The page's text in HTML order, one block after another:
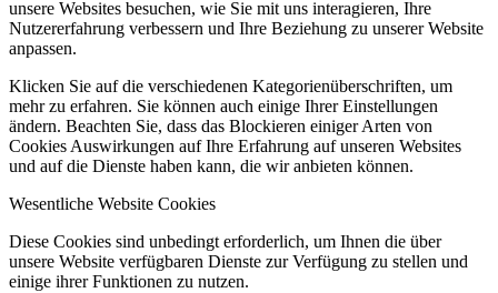
unsere Websites besuchen, wie Sie mit uns interagieren, Ihre
Nutzererfahrung verbessern und Ihre Beziehung zu unserer Website
anpassen.
Klicken Sie auf die verschiedenen Kategorienüberschriften, um
mehr zu erfahren. Sie können auch einige Ihrer Einstellungen
ändern. Beachten Sie, dass das Blockieren einiger Arten von
Cookies Auswirkungen auf Ihre Erfahrung auf unseren Websites
und auf die Dienste haben kann, die wir anbieten können.
Wesentliche Website Cookies
Diese Cookies sind unbedingt erforderlich, um Ihnen die über
unsere Website verfügbaren Dienste zur Verfügung zu stellen und
einige ihrer Funktionen zu nutzen.